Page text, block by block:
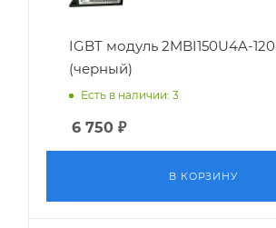
IGBT модуль 2MBI150U4A-120
(черный)
Есть в наличии: 3
6 750 ₽
В КОРЗИНУ